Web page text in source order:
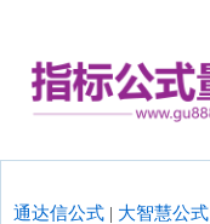
通达信公式 | 大智慧公式